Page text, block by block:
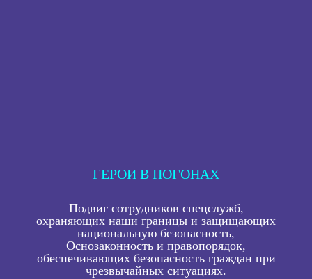
ГЕРОИ В ПОГОНАХ
Подвиг сотрудников спецслужб,
охраняющих наши границы и защищающих
национальную безопасность,
Оснозаконность и правопорядок,
обеспечивающих безопасность граждан при
чрезвычайных ситуациях.